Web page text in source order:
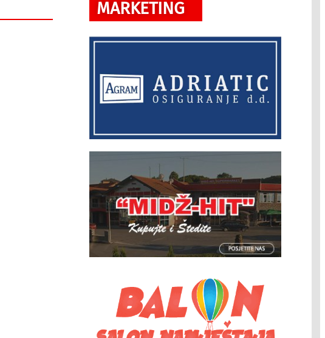
MARKETING